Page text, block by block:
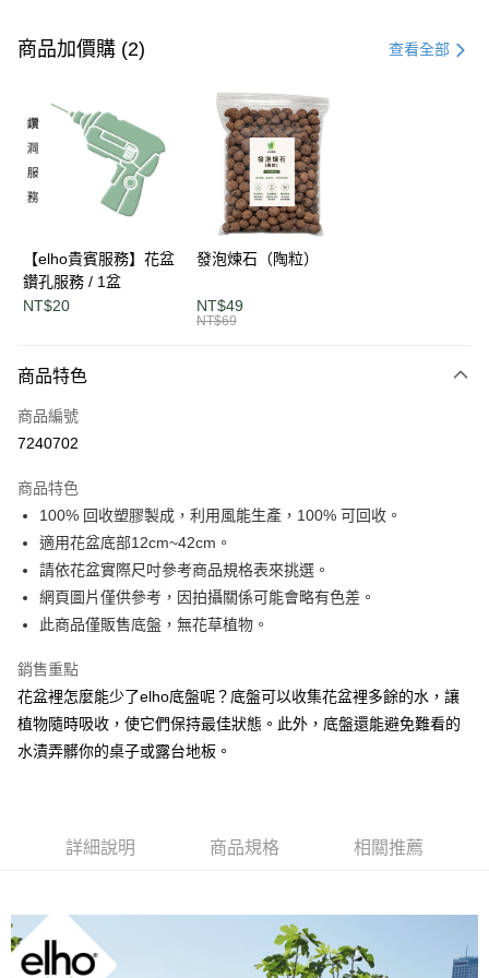
信用卡一次付款
Apple Pay
街口支付
悠遊付
AFTEE先享後付
相關說明
【關於「AFTEE先享後付」】
AFTEE先享後付是「在收到商品之後才付款」的支付方式。 讓您購物簡單
２．便利：只要手機號碼，簡訊認證，即可結帳。
【「AFTEE先享後付」結帳流程】
２．訂單成立數日內，您將收到繳費通知簡訊。
３．收到繳費通知簡訊後14天內，點擊此簡訊中的連結，可透過四大超商／
ATM／網路銀行／等多元方式進行付款，方視為交易完成。
※ 請注意：結帳手續完成當下不需立刻繳費，但若您需要取消訂單，請聯絡
購買商品的店家。未經商家同意取消之訂單仍視為有效，需透過AFTEE先享
後付繳納相關費用。
※ 交易是否成功請以「AFTEE先享後付 」之結帳頁面顯示為準，若有關於
是否繳費成功／繳費後需取消欲退款等相關疑問，請聯繫「AFTEE先享後付
【注意事項】
易，需依本服務之必要範圍內提供個人資料，並將交易相關給付款項請求債
權轉讓予恩沛科技股份有限公司。
５．嚴禁一人註冊多個帳號或使用他人資訊註冊。若發現惡意使用之情形，
恩沛科技股份有限公司將有權停止該用戶之使用額度並採取法律行動。
ATM付款
運送方式
單筆滿$1200免運
每筆NT$120，滿NT$1,200(含以上)免運費
每筆NT$250，滿NT$2,000(含以上)免運費
商品加價購 (2) 查看全部
【elho貴賓服務】花盆
鑽孔服務 / 1盆
NT$20
發泡煉石（陶粒）
NT$49
NT$69
商品特色
商品編號
7240702
商品特色
100% 回收塑膠製成，利用風能生產，100% 可回收。
適用花盆底部12cm~42cm。
請依花盆實際尺吋參考商品規格表來挑選。
網頁圖片僅供參考，因拍攝關係可能會略有色差。
此商品僅販售底盤，無花草植物。
銷售重點
花盆裡怎麼能少了elho底盤呢？底盤可以收集花盆裡多餘的水，讓
植物隨時吸收，使它們保持最佳狀態。此外，底盤還能避免難看的
水漬弄髒你的桌子或露台地板。
詳細說明 商品規格 相關推薦